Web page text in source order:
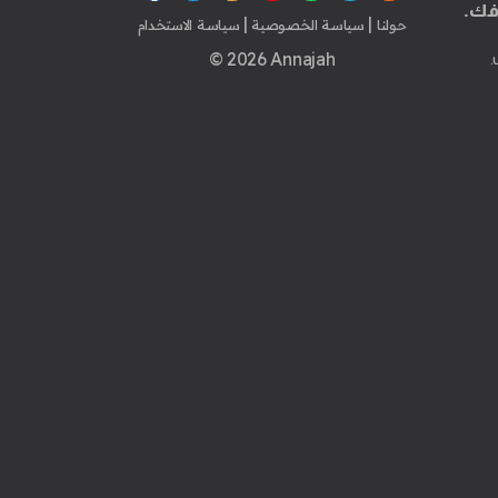
حولنا | سياسة الخصوصية | سياسة الاستخدام
© 2026 Annajah